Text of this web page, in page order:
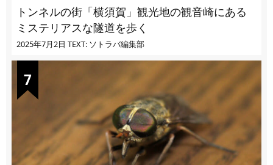
トンネルの街「横須賀」観光地の観音崎にある
ミステリアスな隧道を歩く
2025年7月2日 TEXT: ソトラバ編集部